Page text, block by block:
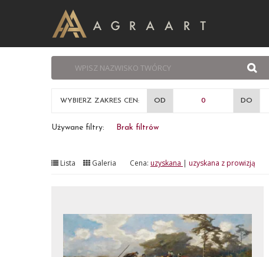
WYBIERZ ZAKRES CEN: OD DO
Używane filtry: Brak filtrów
Lista Galeria Cena: uzyskana | uzyskana z prowizją